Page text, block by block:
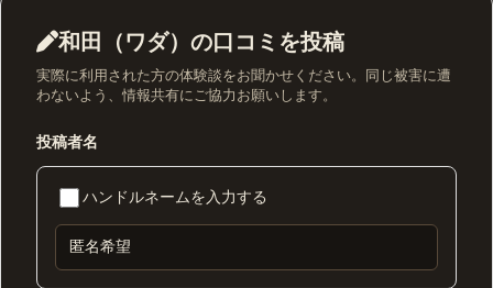
和田（ワダ）の口コミを投稿
実際に利用された方の体験談をお聞かせください。同じ被害に遭
わないよう、情報共有にご協力お願いします。
投稿者名
ハンドルネームを入力する